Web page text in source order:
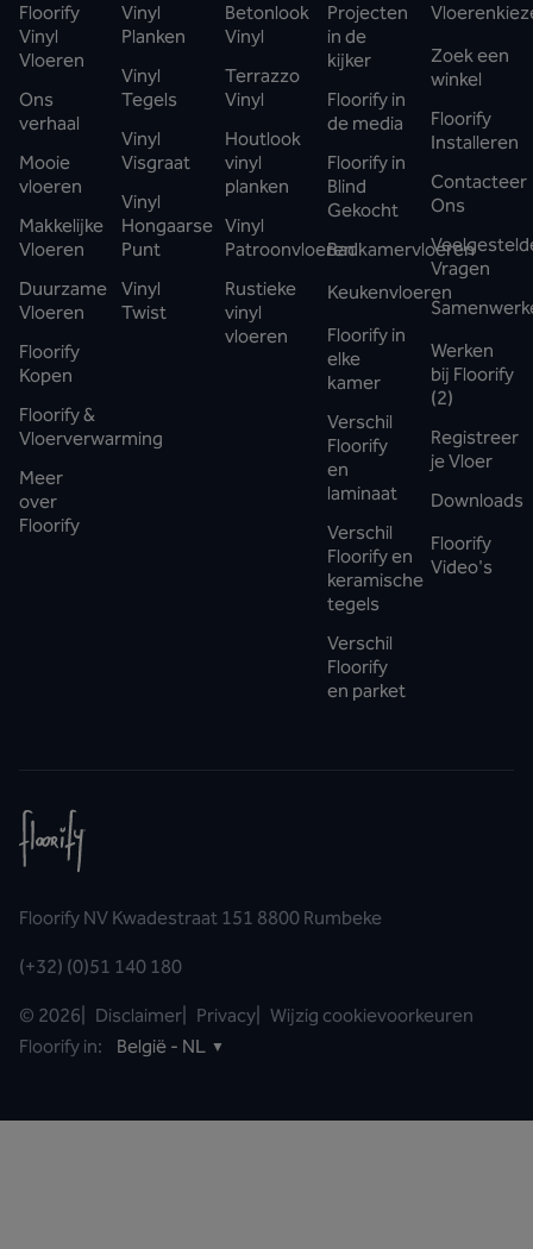
Floorify
Vinyl
Vloeren
Ons
verhaal
Mooie
vloeren
Makkelijke
Vloeren
Duurzame
Vloeren
Floorify
Kopen
Floorify &
Vloerverwarming
Meer
over
Floorify
Vinyl
Planken
Vinyl
Tegels
Vinyl
Visgraat
Vinyl
Hongaarse
Punt
Vinyl
Twist
Betonlook
Vinyl
Terrazzo
Vinyl
Houtlook
vinyl
planken
Vinyl
Patroonvloeren
Rustieke
vinyl
vloeren
Projecten
in de
kijker
Floorify in
de media
Floorify in
Blind
Gekocht
Badkamervloeren
Keukenvloeren
Floorify in
elke
kamer
Verschil
Floorify
en
laminaat
Verschil
Floorify en
keramische
tegels
Verschil
Floorify
en parket
Zoek een
winkel
Floorify
Installeren
Contacteer
Ons
Vragen
Werken
bij Floorify
(2)
Registreer
je Vloer
Downloads
Floorify
Video's
Floorify NV Kwadestraat 151 8800 Rumbeke
(+32) (0)51 140 180
© 2026 Disclaimer Privacy
Wijzig cookievoorkeuren
Floorify in:
België - NL ▼